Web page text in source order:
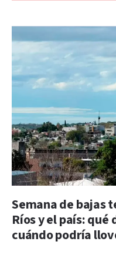
Semana de bajas
Ríos y el país: qué
cuándo podría